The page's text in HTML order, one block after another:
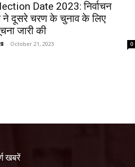
Date 2023: निर्वाचन
दूसरे चरण के चुनाव के लिए
जारी की
- October 21, 2023 0
खबरें